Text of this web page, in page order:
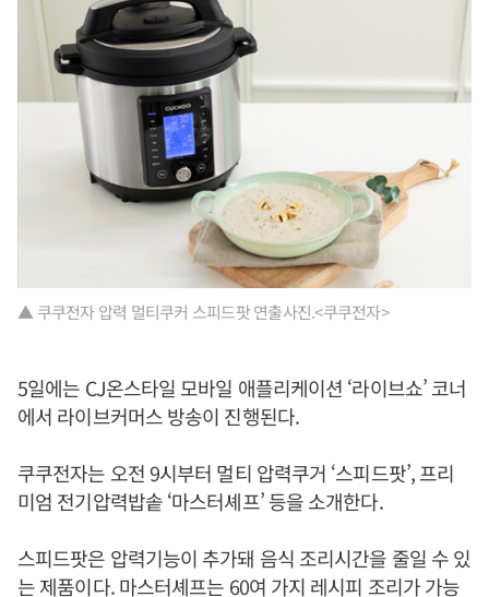
▲ 쿠쿠전자 압력 멀티쿠커 스피드팟 연출사진.<쿠쿠전자>
5일에는 CJ온스타일 모바일 애플리케이션 ‘라이브쇼’ 코너
에서 라이브커머스 방송이 진행된다.
쿠쿠전자는 오전 9시부터 멀티 압력쿠거 ‘스피드팟’, 프리
미엄 전기압력밥솥 ‘마스터셰프’ 등을 소개한다.
스피드팟은 압력기능이 추가돼 음식 조리시간을 줄일 수 있
는 제품이다. 마스터셰프는 60여 가지 레시피 조리가 가능